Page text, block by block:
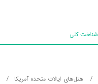
شناخت کلی
هتل‌های ایالات متحده آمریکا